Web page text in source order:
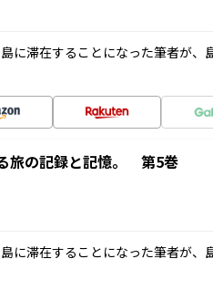
に滞在することになった筆者が、
旅の記録と記憶。 第5巻
に滞在することになった筆者が、